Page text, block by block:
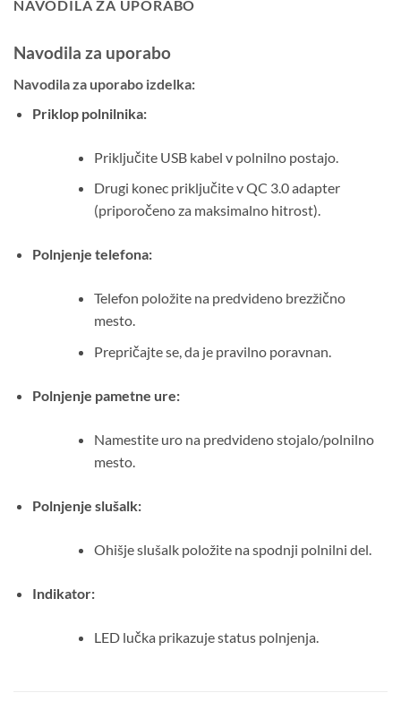
NAVODILA ZA UPORABO
Navodila za uporabo
Navodila za uporabo izdelka:
Priklop polnilnika:
Priključite USB kabel v polnilno postajo.
Drugi konec priključite v QC 3.0 adapter
(priporočeno za maksimalno hitrost).
Polnjenje telefona:
Telefon položite na predvideno brezžično
mesto.
Prepričajte se, da je pravilno poravnan.
Polnjenje pametne ure:
Namestite uro na predvideno stojalo/polnilno
mesto.
Polnjenje slušalk:
Ohišje slušalk položite na spodnji polnilni del.
Indikator:
LED lučka prikazuje status polnjenja.